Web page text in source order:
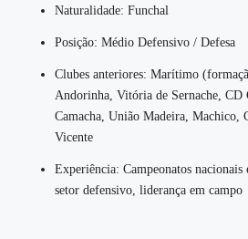
Naturalidade: Funchal
Posição: Médio Defensivo / Defesa
Clubes anteriores: Marítimo
Andorinha, Vitória de Sernache, CD
Camacha, União Madeira, Machico,
Vicente
Experiência: Campeonatos
setor defensivo, liderança em campo